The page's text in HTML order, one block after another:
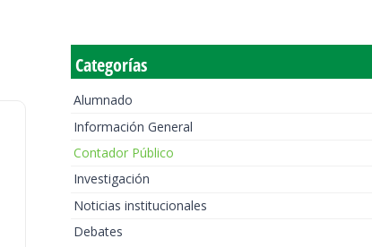
Categorías
Alumnado
Información General
Contador Público
Investigación
Noticias institucionales
Debates